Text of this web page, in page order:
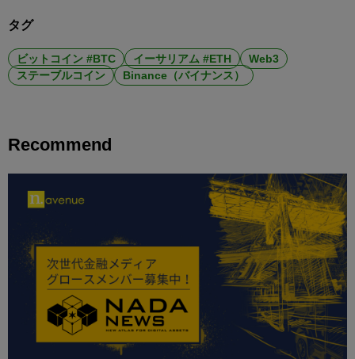
タグ
ビットコイン #BTC イーサリアム #ETH
Web3
ステーブルコイン
Binance（バイナンス）
Recommend